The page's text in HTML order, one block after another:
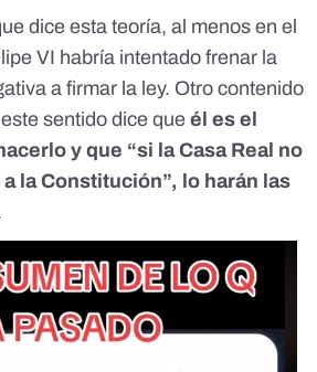
dice esta teoría, al menos en el
VI habría intentado frenar la
a firmar la ley. Otro contenido
sentido dice que él es el
y que “si la Casa Real no
la Constitución”, lo harán las